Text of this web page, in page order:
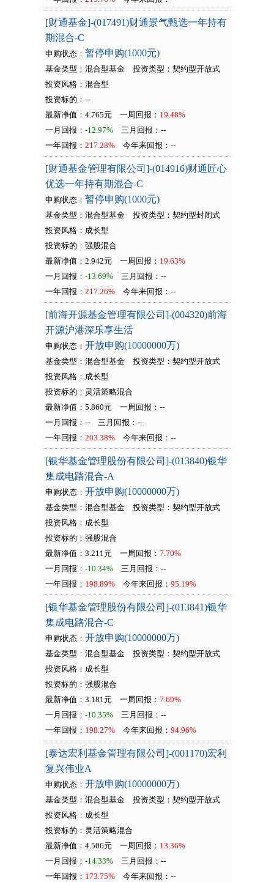
[财通基金]-(017491)财通景气甄选一年持有
期混合-C
申购状态： 暂停申购(1000元)
基金类型：混合型基金 投资类型：契约型开放式
投资风格：混合型
投资标的：--
最新净值：4.765元
一周回报： 19.48%
一月回报： -12.97% 三月回报：--
一年回报： 217.28% 今年来回报：--
[财通基金管理有限公司]-(014916)财通匠心
优选一年持有期混合-C
申购状态： 暂停申购(1000元)
基金类型：混合型基金 投资类型：契约型封闭式
投资风格：成长型
投资标的：强股混合
最新净值：2.942元
一周回报： 19.63%
一月回报： -13.69% 三月回报：--
一年回报： 217.26% 今年来回报：--
[前海开源基金管理有限公司]-(004320)前海
开源沪港深乐享生活
申购状态： 开放申购(10000000万)
基金类型：混合型基金 投资类型：契约型开放式
投资风格：成长型
投资标的：灵活策略混合
最新净值：5.860元
一周回报：--
一月回报： -- 三月回报：--
一年回报： 203.38% 今年来回报：--
[银华基金管理股份有限公司]-(013840)银华
集成电路混合-A
申购状态： 开放申购(10000000万)
基金类型：混合型基金 投资类型：契约型开放式
投资风格：成长型
投资标的：强股混合
最新净值：3.211元
一周回报：7.70%
一月回报： -10.34% 三月回报：--
一年回报： 198.89% 今年来回报：95.19%
[银华基金管理股份有限公司]-(013841)银华
集成电路混合-C
申购状态： 开放申购(10000000万)
基金类型：混合型基金 投资类型：契约型开放式
投资风格：成长型
投资标的：强股混合
最新净值：3.181元
一周回报：7.69%
一月回报： -10.35% 三月回报：--
一年回报： 198.27% 今年来回报：94.96%
[泰达宏利基金管理有限公司]-(001170)宏利
复兴伟业A
申购状态： 开放申购(10000000万)
基金类型：混合型基金 投资类型：契约型开放式
投资风格：成长型
投资标的：灵活策略混合
最新净值：4.506元
一周回报： 13.36%
一月回报： -14.33% 三月回报：--
一年回报： 173.75% 今年来回报：--